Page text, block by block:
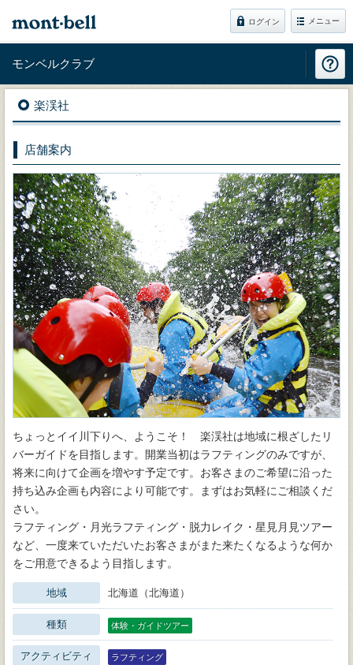
ログイン メニュー
モンベルクラブ
楽渓社
店舗案内
ちょっとイイ川下りへ、ようこそ！ 楽渓社は地域に根ざしたリ
バーガイドを目指します。開業当初はラフティングのみですが、
将来に向けて企画を増やす予定です。お客さまのご希望に沿った
持ち込み企画も内容により可能です。まずはお気軽にご相談くだ
さい。
ラフティング・月光ラフティング・脱力レイク・星見月見ツアー
など、一度来ていただいたお客さまがまた来たくなるような何か
をご用意できるよう目指します。
地域 北海道（北海道）
種類 体験・ガイドツアー
アクティビティ ラフティング